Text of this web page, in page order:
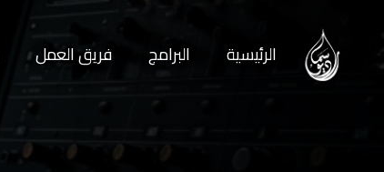
الرئيسية البرامج فريق العمل